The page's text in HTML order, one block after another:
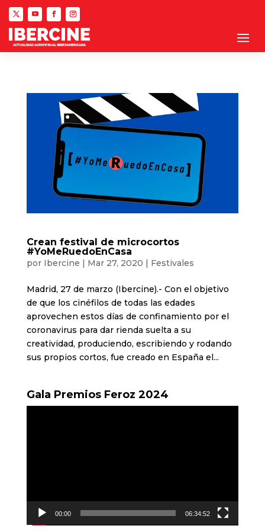
Crean festival de microcortos
#YoMeRuedoEnCasa
por Ibercine | Mar 27, 2020 | Festivales
Madrid, 27 de marzo (Ibercine).- Con el objetivo
de que los cinéfilos de todas las edades
aprovechen estos días de confinamiento por el
coronavirus para dar rienda suelta a su
creatividad, produciendo, escribiendo y rodando
sus propios cortos, fue creado en España el...
Gala Premios Feroz 2024
00:00 06:34:52